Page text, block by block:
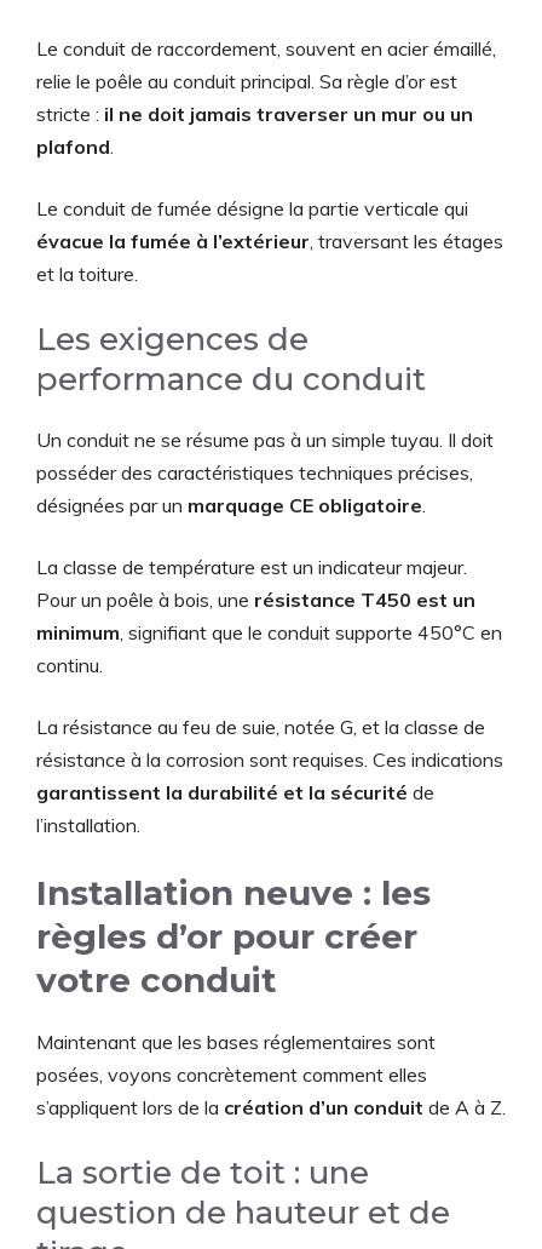
Le conduit de raccordement, souvent en acier émaillé,
relie le poêle au conduit principal. Sa règle d’or est
stricte : il ne doit jamais traverser un mur ou un
plafond
Le conduit de fumée désigne la partie verticale qui
évacue la fumée à l’extérieur , traversant les étages
et la toiture.
Les exigences de
performance du conduit
Un conduit ne se résume pas à un simple tuyau. Il doit
posséder des caractéristiques techniques précises,
désignées par un marquage CE obligatoire
La classe de température est un indicateur majeur.
Pour un poêle à bois, une résistance T450 est un
minimum , signifiant que le conduit supporte 450°C en
continu.
La résistance au feu de suie, notée G, et la classe de
résistance à la corrosion sont requises. Ces indications
garantissent la durabilité et la sécurité de
l’installation.
Installation neuve : les
règles d’or pour créer
votre conduit
Maintenant que les bases réglementaires sont
posées, voyons concrètement comment elles
s’appliquent lors de la création d’un conduit de A à Z.
La sortie de toit : une
question de hauteur et de